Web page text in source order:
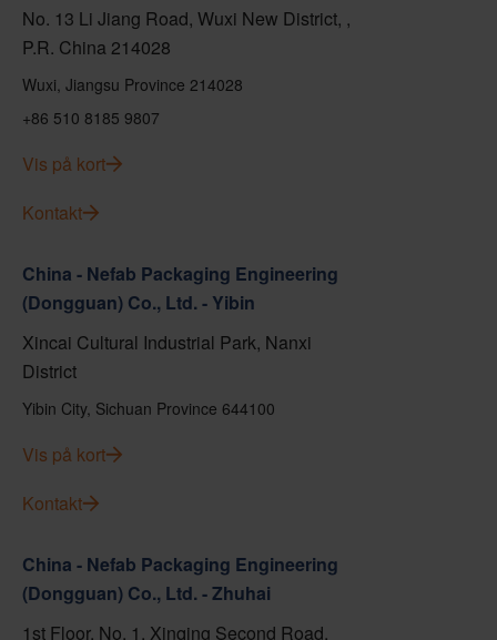
No. 13 Li Jiang Road, Wuxi New District, ,
P.R. China 214028
Wuxi, Jiangsu Province 214028
+86 510 8185 9807
Vis på kort
Kontakt
China - Nefab Packaging Engineering
(Dongguan) Co., Ltd. - Yibin
Xincai Cultural Industrial Park, Nanxi
District
Yibin City, Sichuan Province 644100
Vis på kort
Kontakt
China - Nefab Packaging Engineering
(Dongguan) Co., Ltd. - Zhuhai
1st Floor, No. 1, Xinqing Second Road,